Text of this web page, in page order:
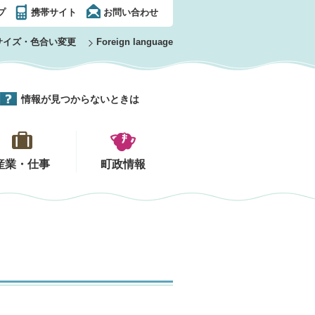
携帯サイト お問い合わせ
イズ・色合い変更 Foreign language
情報が見つからないときは
業・仕事 町政情報